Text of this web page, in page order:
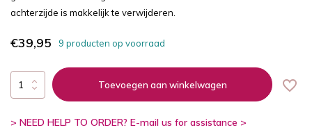
achterzijde is makkelijk te verwijderen.
€39,95 9 producten op voorraad
Toevoegen aan winkelwagen
> NEED HELP TO ORDER? E-mail us for assistance >